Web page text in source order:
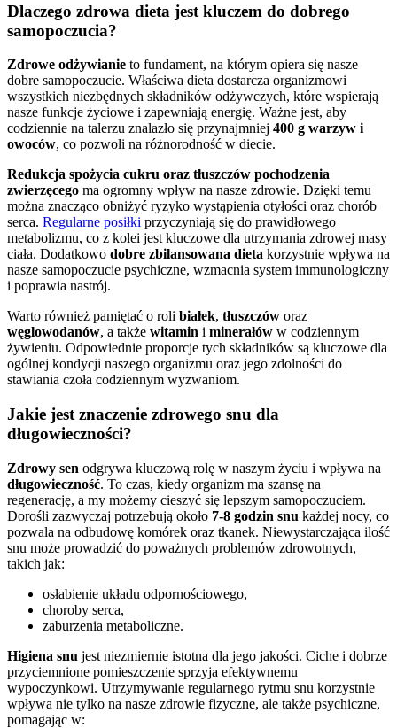
Dlaczego zdrowa dieta jest kluczem do dobrego
samopoczucia?
Zdrowe odżywianie to fundament, na którym opiera się nasze
dobre samopoczucie. Właściwa dieta dostarcza organizmowi
wszystkich niezbędnych składników odżywczych, które wspierają
nasze funkcje życiowe i zapewniają energię. Ważne jest, aby
codziennie na talerzu znalazło się przynajmniej 400 g warzyw i
owoców, co pozwoli na różnorodność w diecie.
Redukcja spożycia cukru oraz tłuszczów pochodzenia
zwierzęcego ma ogromny wpływ na nasze zdrowie. Dzięki temu
można znacząco obniżyć ryzyko wystąpienia otyłości oraz chorób
serca. Regularne posiłki przyczyniają się do prawidłowego
metabolizmu, co z kolei jest kluczowe dla utrzymania zdrowej masy
ciała. Dodatkowo dobre zbilansowana dieta korzystnie wpływa na
nasze samopoczucie psychiczne, wzmacnia system immunologiczny
i poprawia nastrój.
Warto również pamiętać o roli białek, tłuszczów oraz
węglowodanów, a także witamin i minerałów w codziennym
żywieniu. Odpowiednie proporcje tych składników są kluczowe dla
ogólnej kondycji naszego organizmu oraz jego zdolności do
stawiania czoła codziennym wyzwaniom.
Jakie jest znaczenie zdrowego snu dla
długowieczności?
Zdrowy sen odgrywa kluczową rolę w naszym życiu i wpływa na
długowieczność. To czas, kiedy organizm ma szansę na
regenerację, a my możemy cieszyć się lepszym samopoczuciem.
Dorośli zazwyczaj potrzebują około 7-8 godzin snu każdej nocy, co
pozwala na odbudowę komórek oraz tkanek. Niewystarczająca ilość
snu może prowadzić do poważnych problemów zdrowotnych,
takich jak:
osłabienie układu odpornościowego,
choroby serca,
zaburzenia metaboliczne.
Higiena snu jest niezmiernie istotna dla jego jakości. Ciche i dobrze
przyciemnione pomieszczenie sprzyja efektywnemu
wypoczynkowi. Utrzymywanie regularnego rytmu snu korzystnie
wpływa nie tylko na nasze zdrowie fizyczne, ale także psychiczne,
pomagając w: